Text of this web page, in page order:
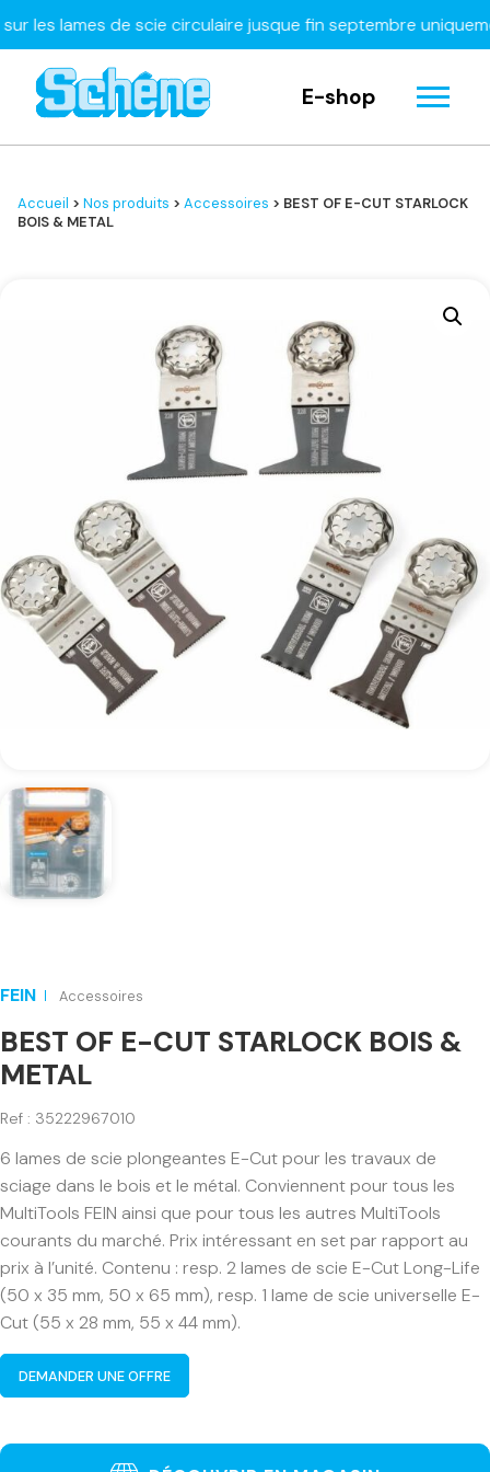
lames de scie circulaire jusque fin septembre uniquement
E-shop
Accueil > Nos produits > Accessoires > BEST OF E-CUT STARLOCK
BOIS & METAL
FEIN Accessoires
BEST OF E-CUT STARLOCK BOIS &
METAL
Ref : 35222967010
6 lames de scie plongeantes E-Cut pour les travaux de
sciage dans le bois et le métal. Conviennent pour tous les
MultiTools FEIN ainsi que pour tous les autres MultiTools
courants du marché. Prix intéressant en set par rapport au
prix à l’unité. Contenu : resp. 2 lames de scie E-Cut Long-Life
(50 x 35 mm, 50 x 65 mm), resp. 1 lame de scie universelle E-
Cut (55 x 28 mm, 55 x 44 mm).
DEMANDER UNE OFFRE